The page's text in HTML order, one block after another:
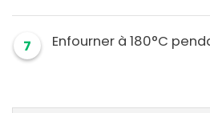
7 Enfourner à 180°C